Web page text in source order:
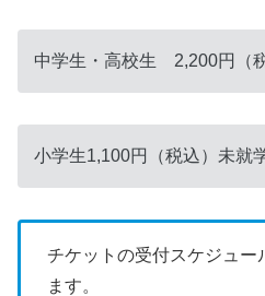
中学生・高校生 2,200円（税
小学生1,100円（税込）未就
チケットの受付スケジュー
ます